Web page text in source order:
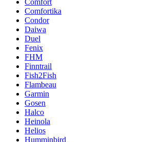
Comfort
Comfortika
Condor
Daiwa
Duel
Fenix
FHM
Finntrail
Fish2Fish
Flambeau
Garmin
Gosen
Halco
Heinola
Helios
Humminbird